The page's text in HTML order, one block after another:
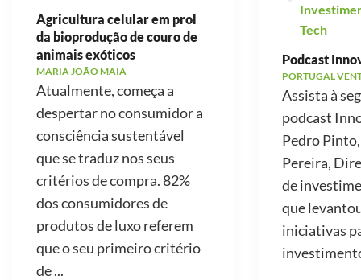
Agricultura celular em prol
da bioprodução de couro de
animais exóticos
MARIA JOÃO MAIA
Atualmente, começa a
despertar no consumidor a
consciência sustentável
que se traduz nos seus
critérios de compra. 82%
dos consumidores de
produtos de luxo referem
que o seu primeiro critério
de ...
Tech
Podcast
PORTUGAL
Assista à
podcast
Pedro
Pereira,
de
que
iniciativas